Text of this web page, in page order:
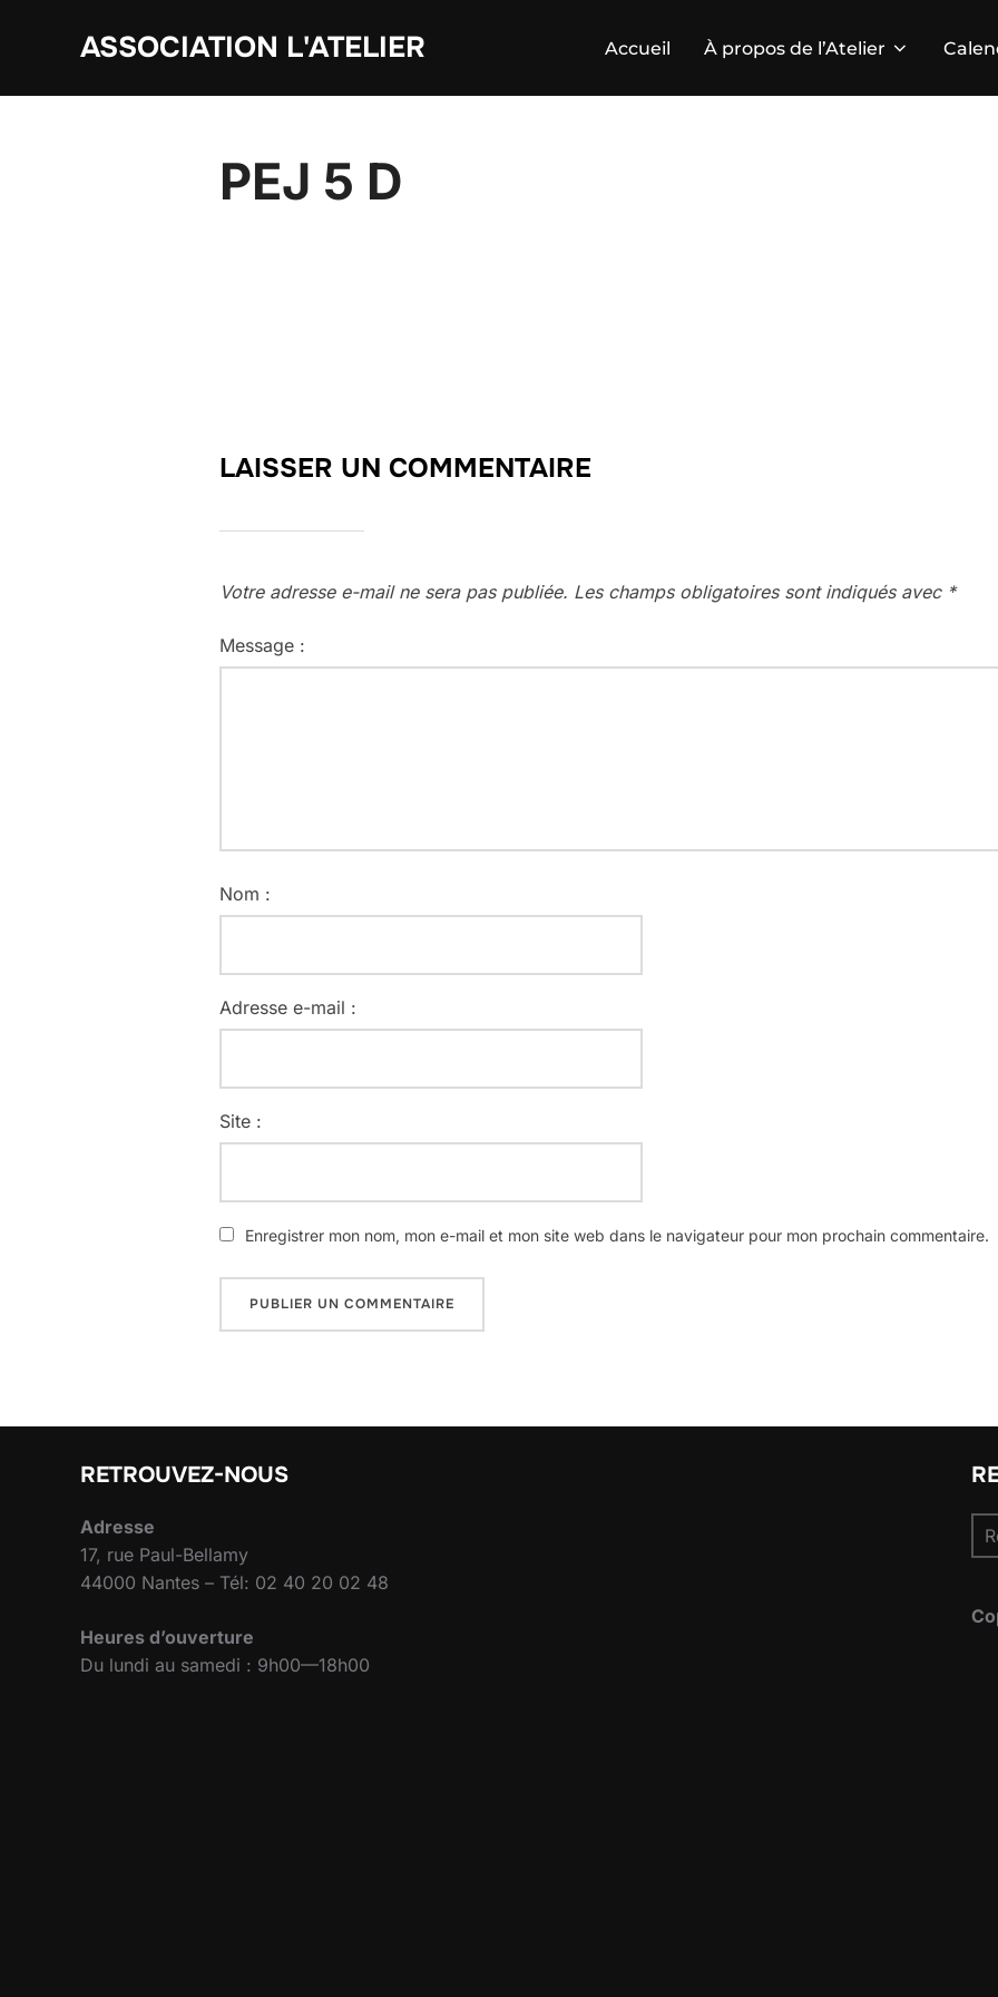
ASSOCIATION L'ATELIER Accueil À propos de l’Atelier
PEJ 5 D
LAISSER UN COMMENTAIRE
Votre adresse e-mail ne sera pas publiée. Les champs obligatoires sont indiqués avec *
Message :
Nom :
Adresse e-mail :
Site :
Enregistrer mon nom, mon e-mail et mon site web dans le navigateur pour mon prochain commentaire.
RETROUVEZ-NOUS
Adresse
17, rue Paul-Bellamy
44000 Nantes – Tél: 02 40 20 02 48
Heures d’ouverture
Du lundi au samedi : 9h00—18h00